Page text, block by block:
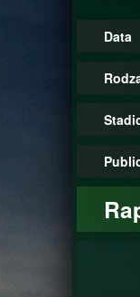
Data